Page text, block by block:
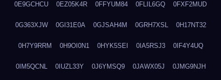
0E9GCHCU 0EZ05K4R 0FFYUM84 0FLIL6GQ 0FXF2MUD
0G363XJW 0GI31E0A 0GJSAH4M 0GRH7XSL 0H17NT32
0H7Y9RRM 0H9OI0N1 0HYK5SEI 0IA5RSJ3 0IF4Y4UQ
0IM5QCNL 0IUZL33Y 0J6YMSQ9 0JAWX05J 0JMG9NJH